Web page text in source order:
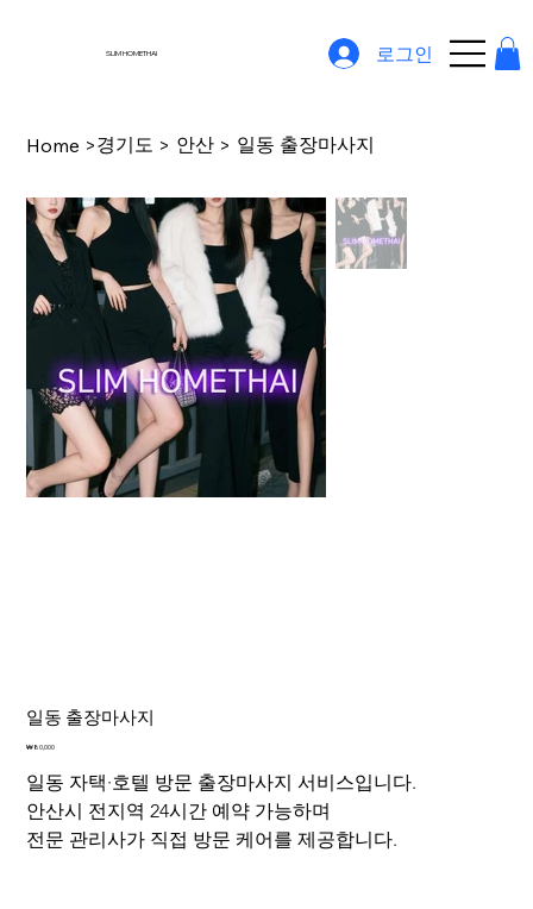
SLIM HOMETHAI 로그인
Home >경기도 > 안산 > 일동 출장마사지
일동 출장마사지
가
₩80,000
일동 자택·호텔 방문 출장마사지 서비스입니다.
안산시 전지역 24시간 예약 가능하며
전문 관리사가 직접 방문 케어를 제공합니다.